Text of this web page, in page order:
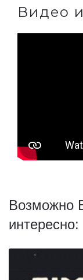
Видео
Возможно
интересно: